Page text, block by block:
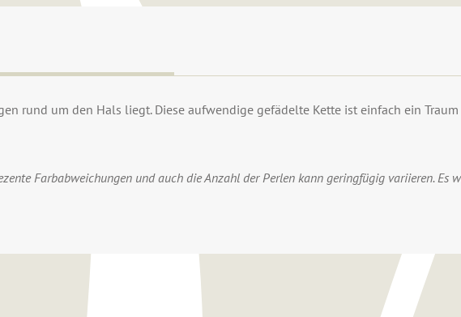
rund um den Hals liegt. Diese aufwendige gefädelte Kette ist einfach ein
Farbabweichungen und auch die Anzahl der Perlen kann geringfügig variieren. Es